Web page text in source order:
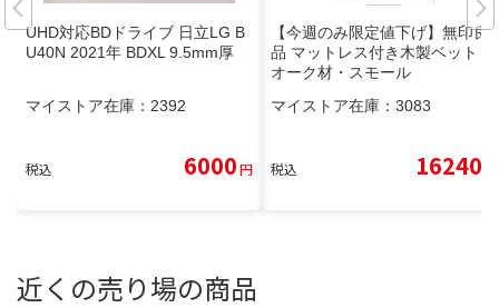
UHD対応BDドライブ 日立LG B
U40N 2021年 BDXL 9.5mm厚
マイストア在庫： 2392
税込 6000円
【今週のみ限定値下げ】無印良
品 マットレス付き木製ベット・
オーク材・スモール
マイストア在庫： 3083
税込 16240
近くの売り場の商品